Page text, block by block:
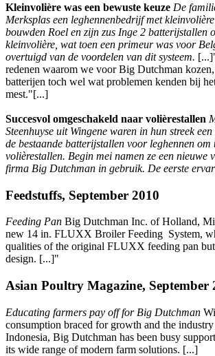
Kleinvolière was een bewuste keuze De
Merksplas een leghennenbedrijf met
bouwden Roel en zijn zus Inge 2 batterijstallen
kleinvolière, wat toen een primeur was voor
overtuigd van de voordelen van dit systeem.
redenen waarom we voor Big Dutchman
batterijen toch wel wat problemen kenden bij
mest."[...]
Succesvol omgeschakeld naar volièrestallen
Steenhuyse uit Wingene waren in hun streek
de bestaande batterijstallen voor leghennen
volièrestallen. Begin mei namen ze een nieuwe
firma Big Dutchman in gebruik. De eerste
Feedstuffs, September 2010
Feeding Pan Big Dutchman Inc. of Holland,
new 14 in. FLUXX Broiler Feeding System,
qualities of the original FLUXX feeding pan
design. [...]"
Asian Poultry Magazine, September
Educating farmers pay off for Big Dutchman
consumption braced for growth and the
Indonesia, Big Dutchman has been busy
its wide range of modern farm solutions. [...]